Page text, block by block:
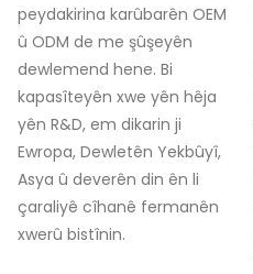
peydakirina karûbarên OEM
û ODM de me şûşeyên
dewlemend hene. Bi
kapasîteyên xwe yên hêja
yên R&D, em dikarin ji
Ewropa, Dewletên Yekbûyî,
Asya û deverên din ên li
çaraliyê cîhanê fermanên
xwerû bistînin.